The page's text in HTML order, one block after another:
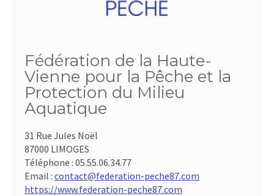
Fédération de la Haute-
Vienne pour la Pêche et la
Protection du Milieu
Aquatique
31 Rue Jules Noël
87000 LIMOGES
Téléphone : 05.55.06.34.77
Email : contact@federation-peche87.com
https://www.federation-peche87.com